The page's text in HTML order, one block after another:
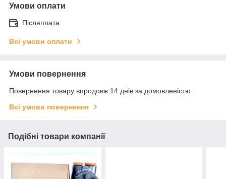
Умови оплати
Післяплата
Всі умови оплати
Умови повернення
Повернення товару впродовж 14 днів за домовленістю
Всі умови повернення
Подібні товари компанії